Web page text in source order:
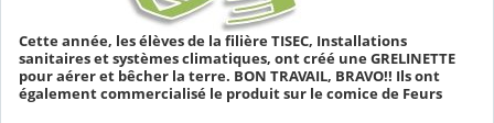
Cette année, les élèves de la filière TISEC, Installations
sanitaires et systèmes climatiques, ont créé une GRELINETTE
pour aérer et bêcher la terre. BON TRAVAIL, BRAVO!! Ils ont
également commercialisé le produit sur le comice de Feurs